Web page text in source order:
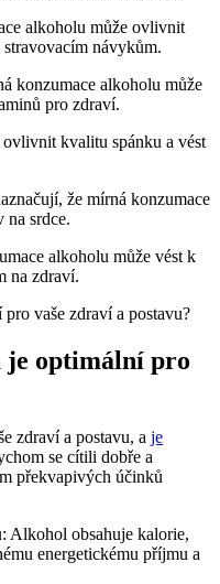
alkoholu může ovlivnit
návykům.
konzumace alkoholu může
pro zdraví.
kvalitu spánku a vést
že mírná konzumace
srdce.
alkoholu může vést k
na zdraví.
je optimální pro
zdraví a postavu, a je
se cítili dobře a
překvapivých účinků
: Alkohol obsahuje kalorie,
energetickému příjmu a